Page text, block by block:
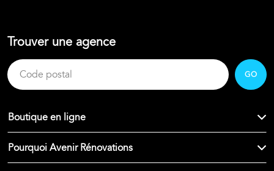
Trouver une agence
GO
Boutique en ligne
Pourquoi Avenir Rénovations